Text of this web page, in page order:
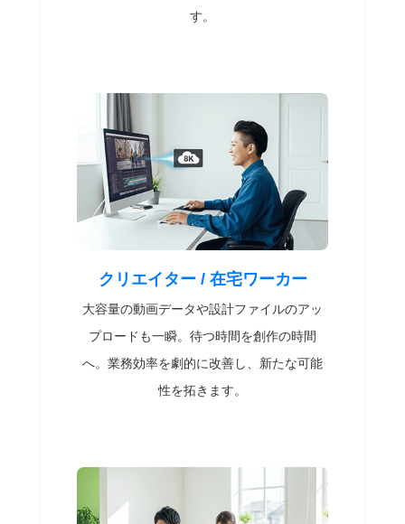
す。
クリエイター / 在宅ワーカー
大容量の動画データや設計ファイルのアッ
プロードも一瞬。待つ時間を創作の時間
へ。業務効率を劇的に改善し、新たな可能
性を拓きます。